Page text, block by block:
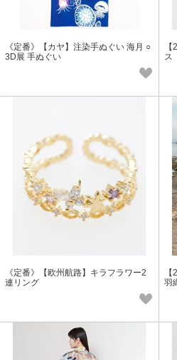
《定番》【カヤ】注染手ぬぐい 海月 ○
3D展 手ぬぐい
ス
《定番》【欧州航路】キラフラワー2
連リング
羽